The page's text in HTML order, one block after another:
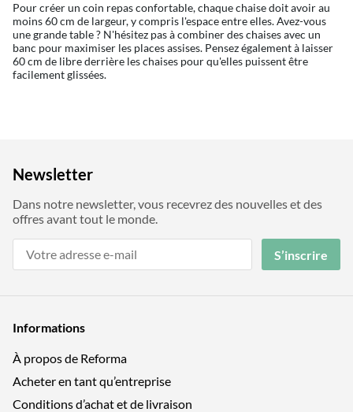
Pour créer un coin repas confortable, chaque chaise doit avoir au
moins 60 cm de largeur, y compris l'espace entre elles. Avez-vous
une grande table ? N'hésitez pas à combiner des chaises avec un
banc pour maximiser les places assises. Pensez également à laisser
60 cm de libre derrière les chaises pour qu'elles puissent être
facilement glissées.
Newsletter
Dans notre newsletter, vous recevrez des nouvelles et des
offres avant tout le monde.
S’inscrire
Informations
À propos de Reforma
Acheter en tant qu’entreprise
Conditions d’achat et de livraison